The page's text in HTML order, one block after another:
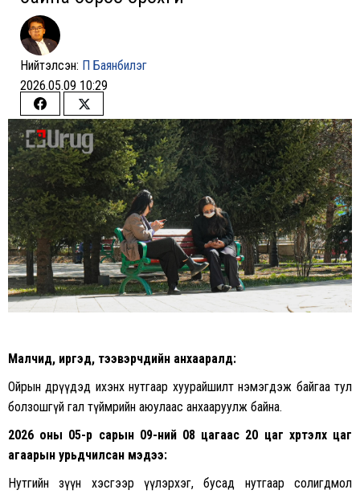
Нийтэлсэн: П Баянбилэг
2026.05.09 10:29
Share
on
Facebook
Share
on
Twitter
Малчид, иргэд, тээвэрчдийн анхааралд:
Ойрын өдрүүдэд ихэнх нутгаар хуурайшилт нэмэгдэж байгаа тул
болзошгүй гал түймрийн аюулаас анхааруулж байна.
2026 оны 05-р сарын 09-ний 08 цагаас 20 цаг хүртэлх цаг
агаарын урьдчилсан мэдээ:
Нутгийн зүүн хэсгээр үүлэрхэг, бусад нутгаар солигдмол